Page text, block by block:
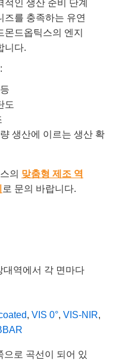
인 생산 준비 단계
즈를 충족하는 유연
드옵틱스의 엔지
니다.
도
생산에 이르는 생산 확
의 맞춤형 제조 역
로 문의 바랍니다.
역에서 각 면마다
, VIS 0°, VIS-NIR,
로 곡선이 되어 있